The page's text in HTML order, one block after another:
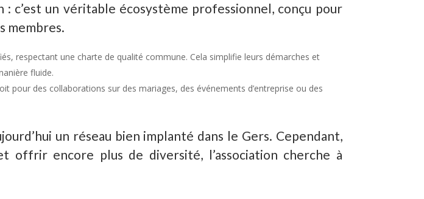
: c’est un véritable écosystème professionnel, conçu pour
membres.
respectant une charte de qualité commune. Cela simplifie leurs démarches et
fluide.
pour des collaborations sur des mariages, des événements d’entreprise ou des
un réseau bien implanté dans le Gers. Cependant,
offrir encore plus de diversité, l’association cherche à